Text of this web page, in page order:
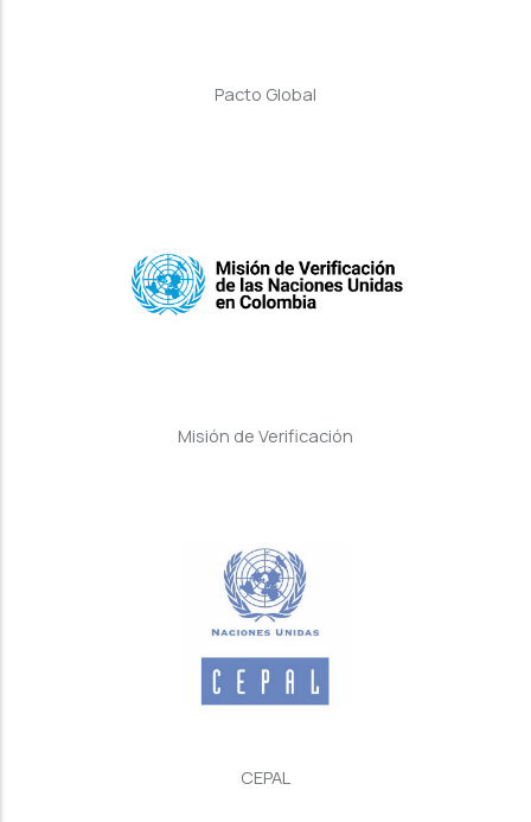
Pacto Global
Misión de Verificación
CEPAL